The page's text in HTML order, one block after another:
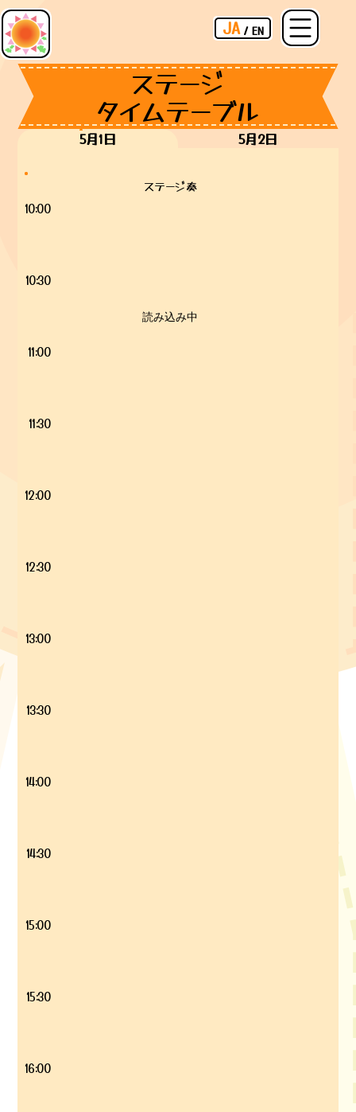
JA / EN
ステージ
タイムテーブル
5月1日 5月2日
10:00
10:30
11:00
11:30
12:00
12:30
13:00
13:30
14:00
14:30
15:00
15:30
16:00
読み込み中
ステージ奏